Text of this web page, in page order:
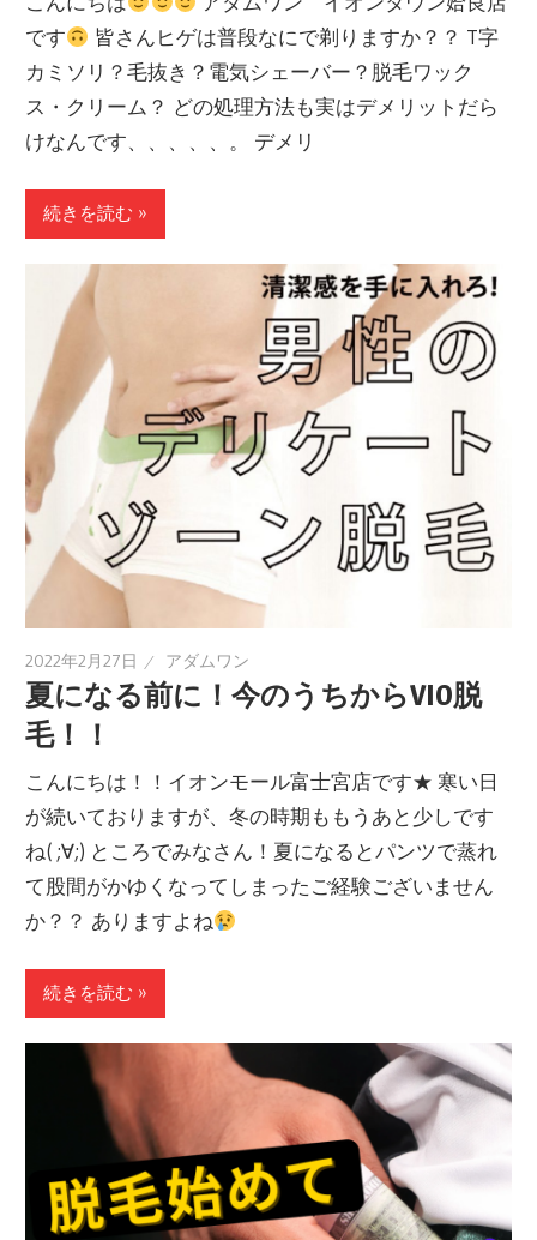
です
皆さんヒゲは普段なにで剃りますか？？ T字
カミソリ？毛抜き？電気シェーバー？脱毛ワック
ス・クリーム？ どの処理方法も実はデメリットだら
けなんです、、、、、。 デメリ
続きを読む »
2022年2月27日 アダムワン
夏になる前に！今のうちからVIO脱
毛！！
こんにちは！！イオンモール富士宮店です★ 寒い日
が続いておりますが、冬の時期ももうあと少しです
ね( ;∀;) ところでみなさん！夏になるとパンツで蒸れ
て股間がかゆくなってしまったご経験ございません
か？？ ありますよね
続きを読む »